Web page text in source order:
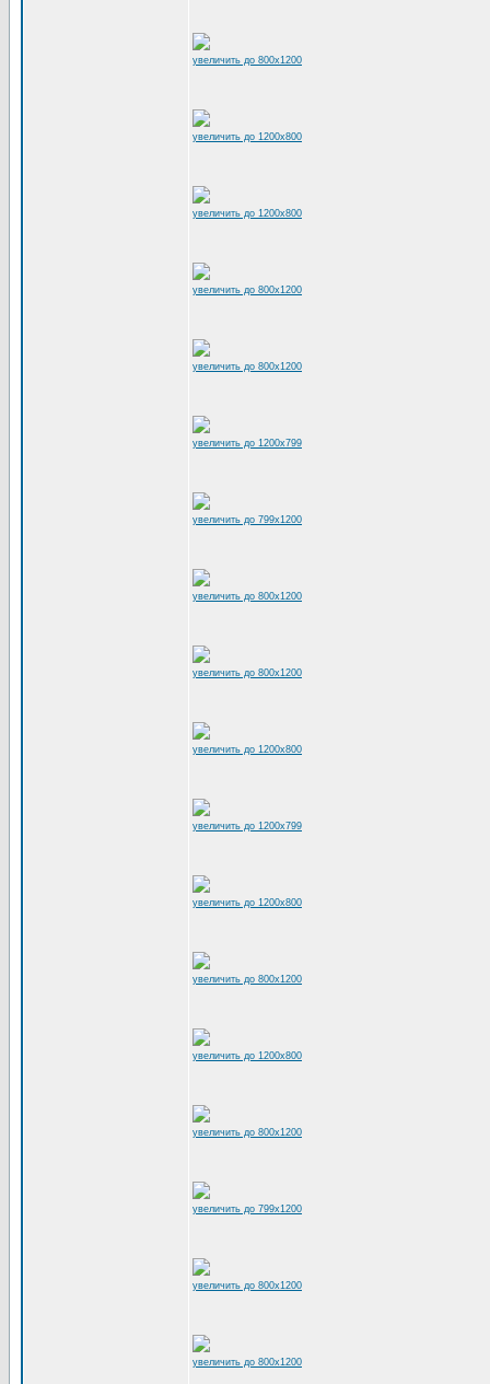
увеличить до 800x1200
увеличить до 1200x800
увеличить до 1200x800
увеличить до 800x1200
увеличить до 800x1200
увеличить до 1200x799
увеличить до 799x1200
увеличить до 800x1200
увеличить до 800x1200
увеличить до 1200x800
увеличить до 1200x799
увеличить до 1200x800
увеличить до 800x1200
увеличить до 1200x800
увеличить до 800x1200
увеличить до 799x1200
увеличить до 800x1200
увеличить до 800x1200